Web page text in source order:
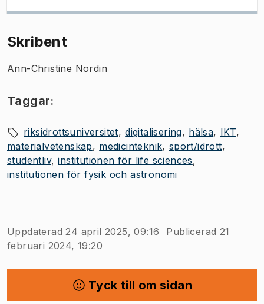
Skribent
Ann-Christine Nordin
Taggar:
riksidrottsuniversitet digitalisering hälsa
IKT
materialvetenskap
medicinteknik sport/idrott
studentliv institutionen för life sciences
institutionen för fysik och astronomi
Uppdaterad 24 april 2025, 09:16
Publicerad 21
februari 2024, 19:20
Tyck till om sidan